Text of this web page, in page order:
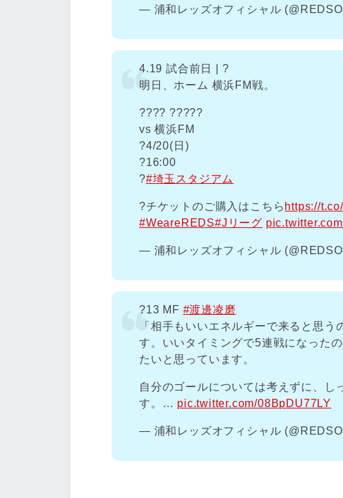
— 浦和レッズオフィシャル
4.19 試合前日 | ?
明日、ホーム 横浜FM戦。
???? ?????
vs 横浜FM
?️4/20(日)
?16:00
?#埼玉スタジアム
?️チケットのご購入はこちら https://
#WeareREDS#Jリーグ
— 浦和レッズオフィシャル
?️13 MF #渡邊凌磨
「相手もいいエネルギーで来ると思
す。いいタイミングで5連戦になった
たいと思っています。
自分のゴールについては考えずに、し
す。… pic.twitter.com/08BpDU77LY
— 浦和レッズオフィシャル